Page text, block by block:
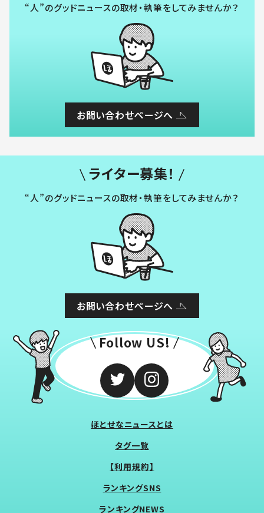
“人”のグッドニュースの取材・執筆をしてみませんか？
お問い合わせページへ
ライター募集！
“人”のグッドニュースの取材・執筆をしてみませんか？
お問い合わせページへ
Follow US!
ほとせなニュースとは
タグ一覧
【利用規約】
ランキングSNS
ランキングNEWS